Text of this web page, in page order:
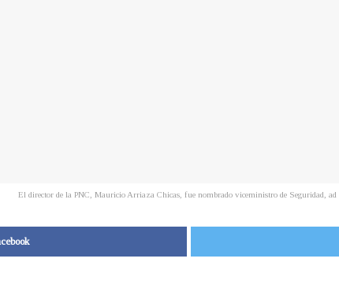
El director de la PNC, Mauricio Arriaza Chicas, fue nombrado viceministro de Seguridad,